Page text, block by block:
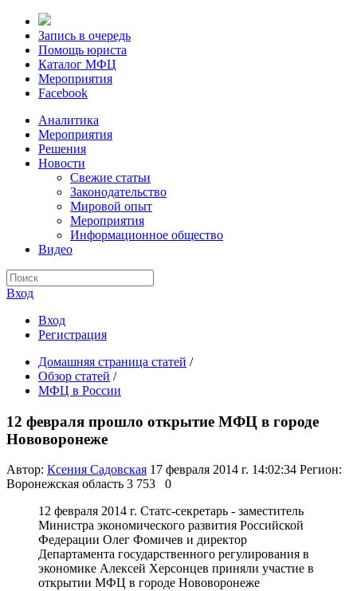
Запись в очередь
Помощь юриста
Каталог МФЦ
Мероприятия
Facebook
Аналитика
Мероприятия
Решения
Новости
Свежие статьи
Законодательство
Мировой опыт
Мероприятия
Информационное общество
Видео
Вход
Вход
Регистрация
Домашняя страница статей /
Обзор статей /
МФЦ в России
12 февраля прошло открытие МФЦ в городе
Нововоронеже
Автор: Ксения Садовская 17 февраля 2014 г. 14:02:34 Регион:
Воронежская область 3 753 0
12 февраля 2014 г. Статс-секретарь - заместитель
Министра экономического развития Российской
Федерации Олег Фомичев и директор
Департамента государственного регулирования в
экономике Алексей Херсонцев приняли участие в
открытии МФЦ в городе Нововоронеже